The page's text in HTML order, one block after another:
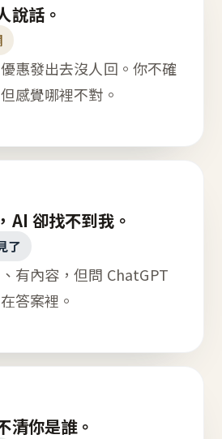
說話。
惠發出去沒人回。你不確
感覺哪裡不對。
AI 卻找不到我。
了
有內容，但問 ChatGPT
答案裡。
清你是誰。